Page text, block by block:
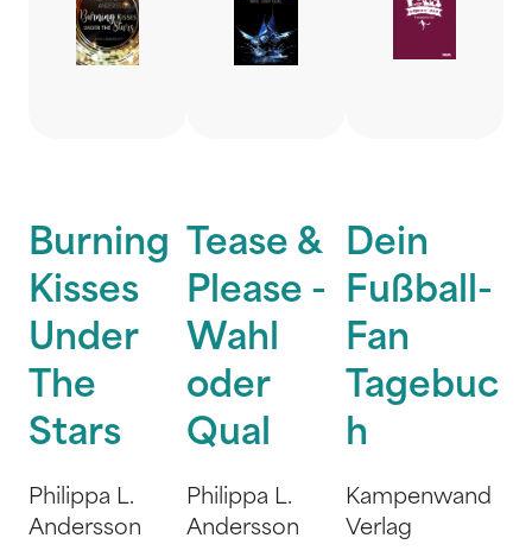
Burning
Kisses
Under
The
Stars
Philippa L.
Andersson
Tease &
Please -
Wahl
oder
Qual
Philippa L.
Andersson
Dein
Fußball-
Fan
Tagebuc
h
Kampenwand
Verlag